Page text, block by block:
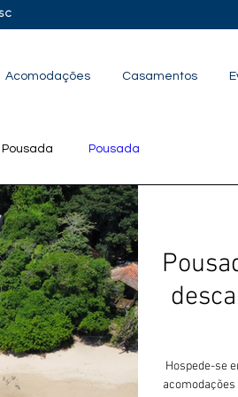
Acomodações Casamentos
Pousada Pousada
Hospede-se